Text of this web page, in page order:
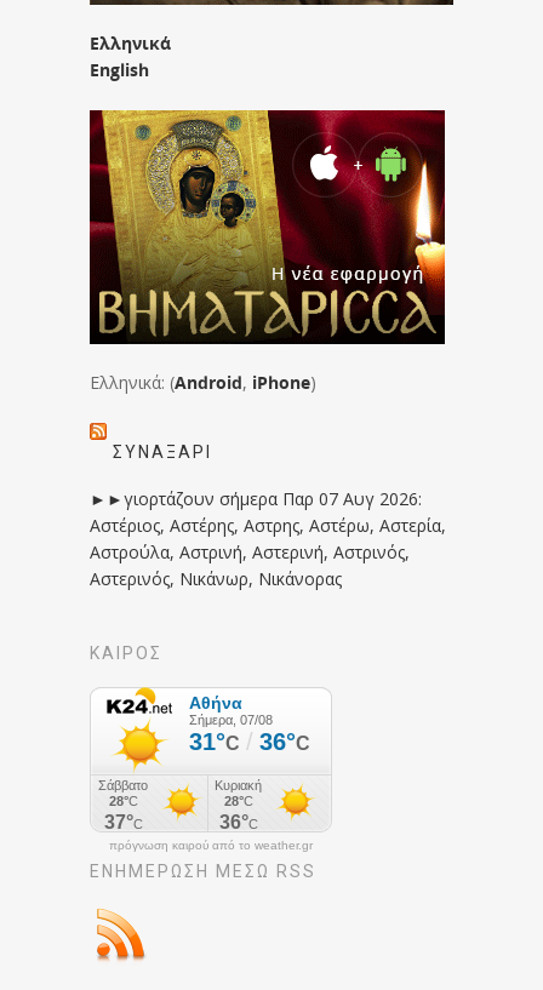
Ελληνικά
English
Ελληνικά: (Android, iPhone)
ΣΥΝΑΞΆΡΙ
►►γιορτάζουν σήμερα Παρ 07 Αυγ 2026:
Αστέριος, Αστέρης, Αστρης, Αστέρω, Αστερία,
Αστρούλα, Αστρινή, Αστερινή, Αστρινός,
Αστερινός, Νικάνωρ, Νικάνορας
ΚΑΙΡΟΣ
πρόγνωση καιρού από το weather.gr
ΕΝΗΜΈΡΩΣΉ ΜΕΣΩ RSS